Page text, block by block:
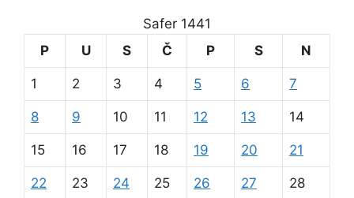
Safer 1441
P
U S Č P S N
1 2 3 4 5 6 7
8 9 10 11 12 13 14
15 16 17 18 19 20 21
22 23 24 25 26 27 28